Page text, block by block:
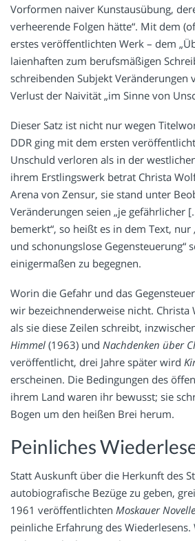
Vorformen naiver Kunstausübung,
verheerende Folgen hätte“. Mit dem
erstes veröffentlichten Werk – dem
laienhaften zum berufsmäßigen
schreibenden Subjekt Veränderungen
Verlust der Naivität „im Sinne von
Dieser Satz ist nicht nur wegen
DDR ging mit dem ersten
Unschuld verloren als in der
ihrem Erstlingswerk betrat Christa
Arena von Zensur, sie stand unter
Veränderungen seien „je gefährlicher
bemerkt“, so heißt es in dem Text, nur
und schonungslose Gegensteuerung“
einigermaßen zu begegnen.
Worin die Gefahr und das
wir bezeichnenderweise nicht. Christa
als sie diese Zeilen schreibt,
Himmel (1963) und Nachdenken über
veröffentlicht, drei Jahre später wird
erscheinen. Die Bedingungen des
ihrem Land waren ihr bewusst; sie
Bogen um den heißen Brei herum.
Peinliches
Statt Auskunft über die Herkunft des
autobiografische Bezüge zu geben,
1961 veröffentlichten Moskauer Novelle
peinliche Erfahrung des Wiederlesens.